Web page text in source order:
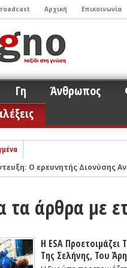
Αρχική Επικοινωνία
Γη Άνθρωπος
Ο ερευνητής Διονύσης
Το ερευνητικό
Συζήτηση με τον
Ο Διονύσης Σιμόπουλος
με αφορμή το Nobel Φυσικής
Το ελληνικό
Ο ερευνητής
τα άρθρα με
Η ESA
Της Σελήνης, Του